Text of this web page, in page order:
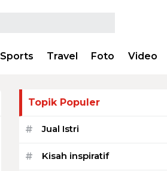
Sports Travel Foto Video
Topik Populer
# Jual Istri
# Kisah inspiratif